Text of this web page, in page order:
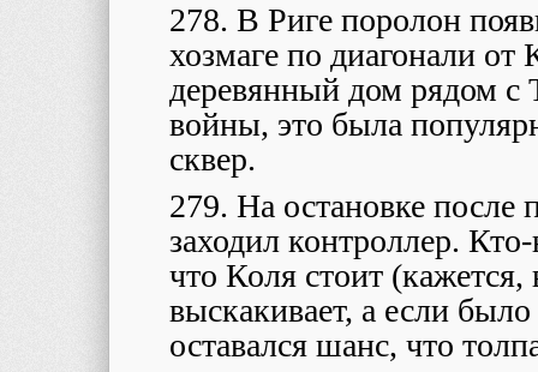
278. В Риге поролон
хозмаге по диагонали от
деревянный дом рядом с
войны, это была
сквер.
279. На остановке
заходил контроллер.
что Коля стоит
выскакивает, а если
оставался шанс, что